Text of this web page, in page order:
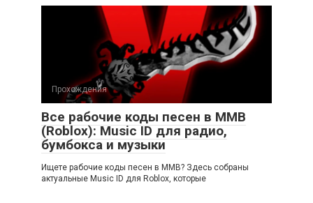
Прохождения
Все рабочие коды песен в ММВ
(Roblox): Music ID для радио,
бумбокса и музыки
Ищете рабочие коды песен в ММВ? Здесь собраны
актуальные Music ID для Roblox, которые